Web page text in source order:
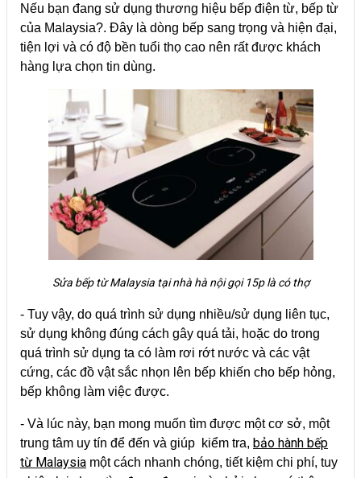
Nếu bạn đang sử dụng thương hiệu bếp điện từ, bếp từ
của Malaysia?. Đây là dòng bếp sang trọng và hiện đại,
tiện lợi và có độ bền tuổi thọ cao nên rất được khách
hàng lựa chọn tin dùng.
Sửa bếp từ Malaysia tại nhà hà nội gọi 15p là có thợ
- Tuy vậy, do quá trình sử dụng nhiều/sử dụng liên tục,
sử dụng không đúng cách gây quá tải, hoặc do trong
quá trình sử dụng ta có làm rơi rớt nước và các vật
cứng, các đồ vật sắc nhọn lên bếp khiến cho bếp hỏng,
bếp không làm việc được.
- Và lúc này, bạn mong muốn tìm được một cơ sở, một
trung tâm uy tín để đến và giúp kiểm tra, bảo hành bếp
từ Malaysia một cách nhanh chóng, tiết kiệm chi phí, tuy